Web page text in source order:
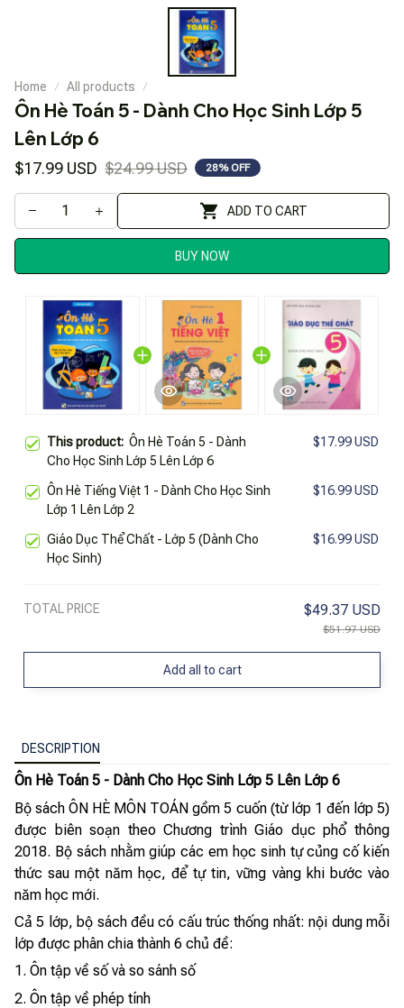
Home All products
Ôn Hè Toán 5 - Dành Cho Học Sinh Lớp 5
Lên Lớp 6
$17.99 USD $24.99 USD 28% OFF
ADD TO CART
BUY NOW
This product: Ôn Hè Toán 5 - Dành
Cho Học Sinh Lớp 5 Lên Lớp 6
$17.99 USD
Ôn Hè Tiếng Việt 1 - Dành Cho Học Sinh
Lớp 1 Lên Lớp 2
$16.99 USD
Giáo Dục Thể Chất - Lớp 5 (Dành Cho
Học Sinh)
$16.99 USD
TOTAL PRICE $49.37 USD
$51.97 USD
Add all to cart
DESCRIPTION
Ôn Hè Toán 5 - Dành Cho Học Sinh Lớp 5 Lên Lớp 6
Bộ sách ÔN HÈ MÔN TOÁN gồm 5 cuốn (từ lớp 1 đến lớp 5)
được biên soạn theo Chương trình Giáo dục phổ thông
2018. Bộ sách nhằm giúp các em học sinh tự củng cố kiến
thức sau một năm học, để tự tin, vững vàng khi bước vào
năm học mới.
Cả 5 lớp, bộ sách đều có cấu trúc thống nhất: nội dung mỗi
lớp được phân chia thành 6 chủ đề:
1. Ôn tập về số và so sánh số
2. Ôn tập về phép tính